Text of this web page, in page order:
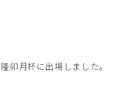
卯月杯に出場しました。